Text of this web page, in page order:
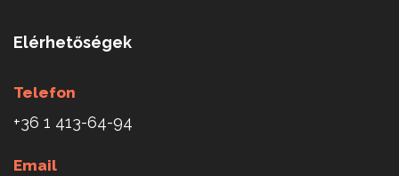
Elérhetőségek
Telefon
+36 1 413-64-94
Email